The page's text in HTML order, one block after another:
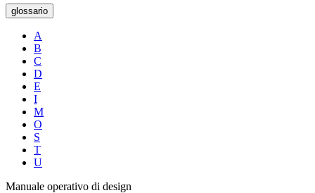
glossario
A
B
C
D
E
I
M
O
S
T
U
Manuale operativo di design